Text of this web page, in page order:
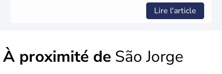
Lire l'article
À proximité de São Jorge